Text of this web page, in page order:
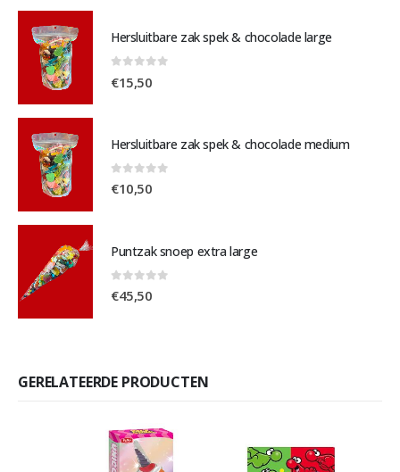
Hersluitbare zak spek & chocolade large
€15,50
Hersluitbare zak spek & chocolade medium
0out of 5
€10,50
Puntzak snoep extra large
0out of 5
€45,50
GERELATEERDE PRODUCTEN